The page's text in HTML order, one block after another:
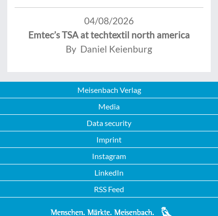
04/08/2026
Emtec’s TSA at techtextil north america
By Daniel Keienburg
Meisenbach Verlag
Media
Data security
Imprint
Instagram
LinkedIn
RSS Feed